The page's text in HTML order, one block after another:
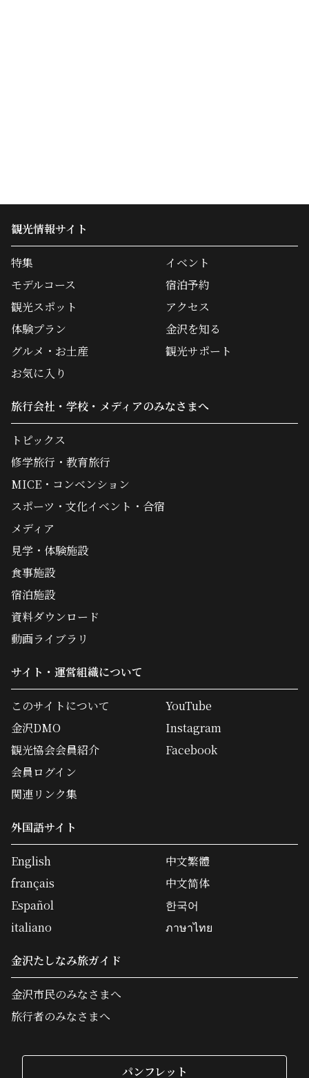
観光情報サイト
特集
モデルコース
観光スポット
体験プラン
グルメ・お土産
イベント
宿泊予約
アクセス
金沢を知る
観光サポート
お気に入り
旅行会社・学校・メディアのみなさまへ
トピックス
修学旅行・教育旅行
MICE・コンベンション
スポーツ・文化イベント・合宿
メディア
見学・体験施設
食事施設
宿泊施設
資料ダウンロード
動画ライブラリ
サイト・運営組織について
このサイトについて
金沢DMO
観光協会会員紹介
会員ログイン
関連リンク集
YouTube
Instagram
Facebook
外国語サイト
English
français
Español
italiano
中文繁體
中文简体
한국어
ภาษาไทย
金沢たしなみ旅ガイド
金沢市民のみなさまへ
旅行者のみなさまへ
パンフレット